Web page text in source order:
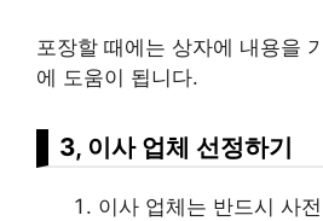
포장할 때에는 상자에 내용을
에 도움이 됩니다.
3, 이사 업체 선정하기
이사 업체는 반드시 사